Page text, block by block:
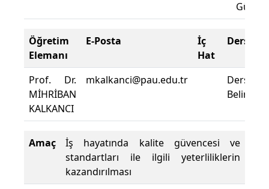
Güz
Öğretim
Elemanı
E-Posta
İç
Hat
Ders Yeri
Prof. Dr.
MİHRİBAN
KALKANCI
mkalkanci@pau.edu.tr
Derslik
Amaç
İş hayatında kalite güvencesi ve
standartları ile ilgili yeterliliklerin
kazandırılması